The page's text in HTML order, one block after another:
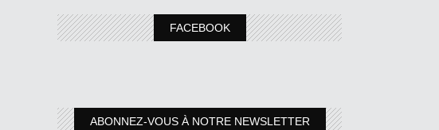
FACEBOOK
ABONNEZ-VOUS À NOTRE NEWSLETTER